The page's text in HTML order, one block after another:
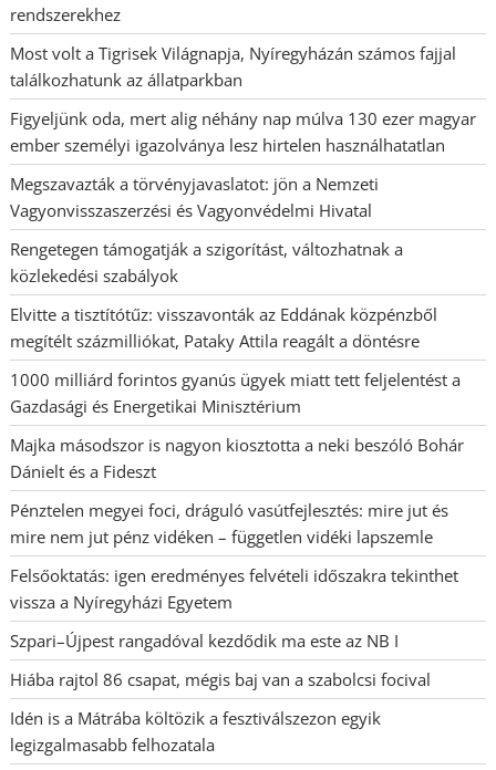
rendszerekhez
Most volt a Tigrisek Világnapja, Nyíregyházán számos fajjal
találkozhatunk az állatparkban
Figyeljünk oda, mert alig néhány nap múlva 130 ezer magyar
ember személyi igazolványa lesz hirtelen használhatatlan
Megszavazták a törvényjavaslatot: jön a Nemzeti
Vagyonvisszaszerzési és Vagyonvédelmi Hivatal
Rengetegen támogatják a szigorítást, változhatnak a
közlekedési szabályok
Elvitte a tisztítótűz: visszavonták az Eddának közpénzből
megítélt százmilliókat, Pataky Attila reagált a döntésre
1000 milliárd forintos gyanús ügyek miatt tett feljelentést a
Gazdasági és Energetikai Minisztérium
Majka másodszor is nagyon kiosztotta a neki beszóló Bohár
Dánielt és a Fideszt
Pénztelen megyei foci, dráguló vasútfejlesztés: mire jut és
mire nem jut pénz vidéken – független vidéki lapszemle
Felsőoktatás: igen eredményes felvételi időszakra tekinthet
vissza a Nyíregyházi Egyetem
Szpari–Újpest rangadóval kezdődik ma este az NB I
Hiába rajtol 86 csapat, mégis baj van a szabolcsi focival
Idén is a Mátrába költözik a fesztiválszezon egyik
legizgalmasabb felhozatala